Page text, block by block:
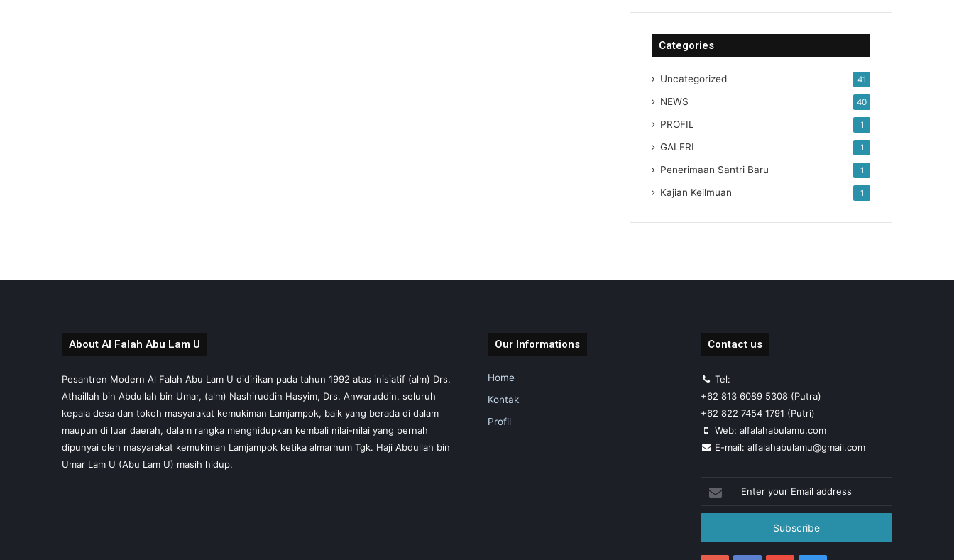
Categories
Uncategorized 41
NEWS 40
PROFIL 1
GALERI 1
Penerimaan Santri Baru 1
Kajian Keilmuan 1
About Al Falah Abu Lam U
Pesantren Modern Al Falah Abu Lam U didirikan pada tahun 1992 atas inisiatif (alm) Drs.
Athaillah bin Abdullah bin Umar, (alm) Nashiruddin Hasyim, Drs. Anwaruddin, seluruh
kepala desa dan tokoh masyarakat kemukiman Lamjampok, baik yang berada di dalam
maupun di luar daerah, dalam rangka menghidupkan kembali nilai-nilai yang pernah
dipunyai oleh masyarakat kemukiman Lamjampok ketika almarhum Tgk. Haji Abdullah bin
Umar Lam U (Abu Lam U) masih hidup.
Our Informations
Home
Kontak
Profil
Contact us
Tel:
+62 813 6089 5308 (Putra)
+62 822 7454 1791 (Putri)
Web: alfalahabulamu.com
E-mail: alfalahabulamu@gmail.com
your
Email